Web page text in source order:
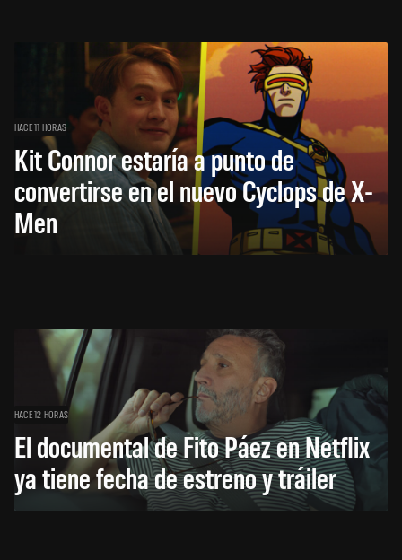
HACE 11 HORAS
Kit Connor estaría a punto de
convertirse en el nuevo Cyclops de X-
Men
HACE 12 HORAS
El documental de Fito Páez en Netflix
ya tiene fecha de estreno y tráiler